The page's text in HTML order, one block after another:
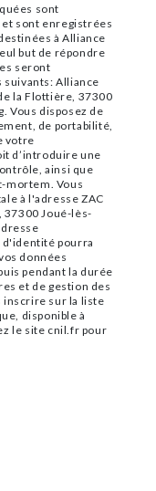
sont
sont enregistrées
à Alliance
but de répondre
seront
suivants: Alliance
la Flottière, 37300
Vous disposez de
de portabilité,
votre
d’introduire une
ainsi que
mortem. Vous
à l'adresse ZAC
37300 Joué-lès-
d'identité pourra
données
pendant la durée
et de gestion des
inscrire sur la liste
disponible à
le site cnil.fr pour